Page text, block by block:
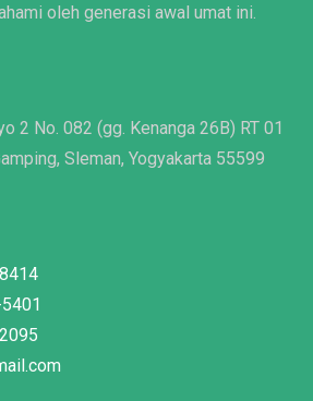
oleh generasi awal umat ini.
2 No. 082 (gg. Kenanga 26B) RT 01
Sleman, Yogyakarta 55599